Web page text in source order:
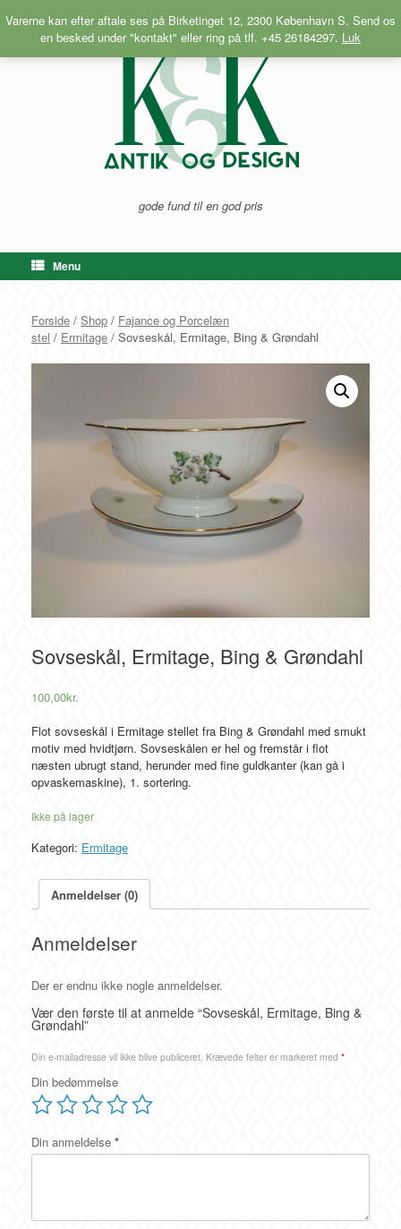
Varerne kan efter aftale ses på Birketinget 12, 2300 København S. Send os
en besked under "kontakt" eller ring på tlf. +45 26184297. Luk
til
gode fund til en god pris
Menu
Forside / Shop / Fajance og Porcelæn
stel / Ermitage / Sovseskål, Ermitage, Bing & Grøndahl
Sovseskål, Ermitage, Bing & Grøndahl
100,00kr.
Flot sovseskål i Ermitage stellet fra Bing & Grøndahl med smukt
motiv med hvidtjørn. Sovseskålen er hel og fremstår i flot
næsten ubrugt stand, herunder med fine guldkanter (kan gå i
opvaskemaskine), 1. sortering.
Ikke på lager
Kategori: Ermitage
Anmeldelser (0)
Anmeldelser
Der er endnu ikke nogle anmeldelser.
Vær den første til at anmelde “Sovseskål, Ermitage, Bing &
Grøndahl”
Din e-mailadresse vil ikke blive publiceret. Krævede felter er markeret med *
Din bedømmelse
Din anmeldelse *